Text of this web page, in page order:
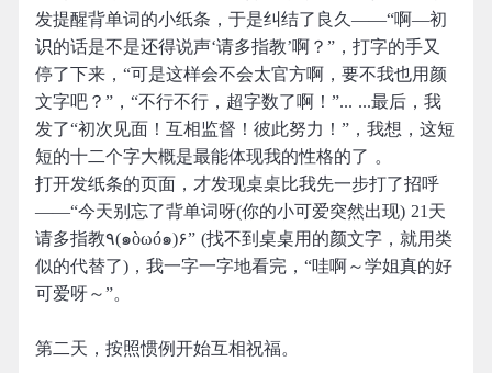
发提醒背单词的小纸条，于是纠结了良久——“啊—初
识的话是不是还得说声‘请多指教’啊？”，打字的手又
停了下来，“可是这样会不会太官方啊，要不我也用颜
文字吧？”，“不行不行，超字数了啊！”... ...最后，我
发了“初次见面！互相监督！彼此努力！”，我想，这短
短的十二个字大概是最能体现我的性格的了 。
打开发纸条的页面，才发现桌桌比我先一步打了招呼
——“今天别忘了背单词呀(你的小可爱突然出现) 21天
请多指教٩(๑òωó๑)۶” (找不到桌桌用的颜文字，就用类
似的代替了)，我一字一字地看完，“哇啊～学姐真的好
可爱呀～”。
第二天，按照惯例开始互相祝福。